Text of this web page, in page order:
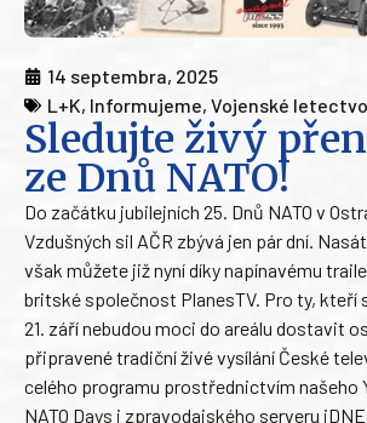
14 septembra, 2025
L+K, Informujeme, Vojenské letectvo
Sledujte živý
ze Dnů NATO!
Do začátku jubilejních 25. Dnů NATO v
Vzdušných sil AČR zbývá jen pár dní.
však můžete již nyní díky napínavému
britské společnost PlanesTV. Pro ty, kteří
21. září nebudou moci do areálu dostavit
připravené tradiční živé vysílání České
celého programu prostřednictvím našeho
NATO Days i zpravodajského serveru